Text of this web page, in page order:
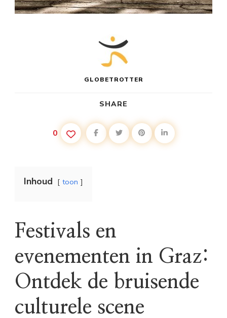
GLOBETROTTER
SHARE
0
Inhoud toon
Festivals en
evenementen in Graz:
Ontdek de bruisende
culturele scene